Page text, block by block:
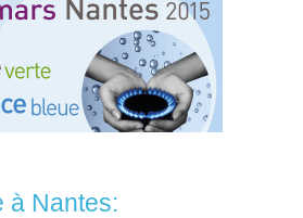
à Nantes: